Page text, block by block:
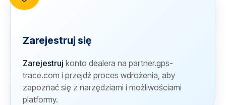
Zarejestruj się
Zarejestruj konto dealera na partner.gps-
trace.com i przejdź proces wdrożenia, aby
zapoznać się z narzędziami i możliwościami
platformy.